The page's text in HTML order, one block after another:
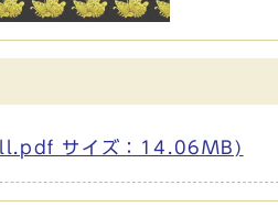
サイズ：14.06MB)